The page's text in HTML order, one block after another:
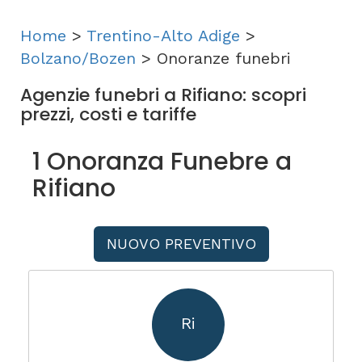
Home > Trentino-Alto Adige >
Bolzano/Bozen > Onoranze funebri
Agenzie funebri a Rifiano: scopri
prezzi, costi e tariffe
1 Onoranza Funebre a
Rifiano
NUOVO PREVENTIVO
Ri